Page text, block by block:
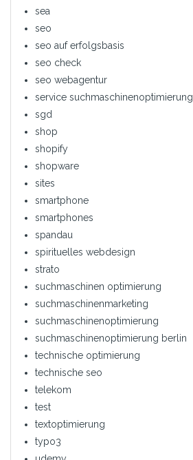
sea
seo
seo auf erfolgsbasis
seo check
seo webagentur
service suchmaschinenoptimierung
sgd
shop
shopify
shopware
sites
smartphone
smartphones
spandau
spirituelles webdesign
strato
suchmaschinen optimierung
suchmaschinenmarketing
suchmaschinenoptimierung
suchmaschinenoptimierung berlin
technische optimierung
technische seo
telekom
test
textoptimierung
typo3